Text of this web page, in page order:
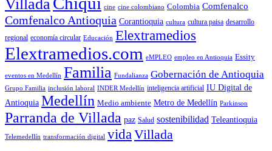
Villada
cine cine colombiano Colombia Comfenalco
Comfenalco Antioquia Corantioquia cultura cultura paisa desarrollo
regional economía circular Educación Elextramedios
Elextramedios.com eMPLEO empleo en Antioquia Essity
eventos en Medellín Familia Fundalianza Gobernación de Antioquia
Grupo Familia inclusión laboral INDER Medellín inteligencia artificial IU Digital de
Antioquia Medellín Medio ambiente Metro de Medellín Parkinson
Parranda de Villada paz Salud sostenibilidad Teleantioquia
Telemedellín transformación digital vida Villada